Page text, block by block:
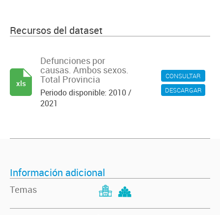
Recursos del dataset
CONSULTAR
DESCARGAR
Defunciones por
causas. Ambos sexos.
Total Provincia
Periodo disponible: 2010 /
2021
xls
Información adicional
Temas